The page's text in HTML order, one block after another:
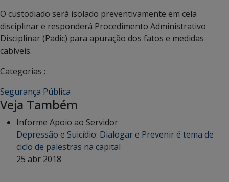
O custodiado será isolado preventivamente em cela
disciplinar e responderá Procedimento Administrativo
Disciplinar (Padic) para apuração dos fatos e medidas
cabíveis.
Categorias :
Segurança Pública
Veja Também
Informe Apoio ao Servidor
Depressão e Suicídio: Dialogar e Prevenir é tema de
ciclo de palestras na capital
25 abr 2018